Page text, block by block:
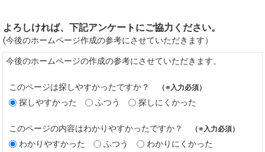
よろしければ、下記アンケートにご協力ください。
(今後のホームページ作成の参考にさせていただきます）
今後のホームページの作成の参考にさせていただきます。
このページは探しやすかったですか？ （※入力必須）
探しやすかった ふつう 探しにくかった
このページの内容はわかりやすかったですか？ （※入力必須）
わかりやすかった ふつう わかりにくかった